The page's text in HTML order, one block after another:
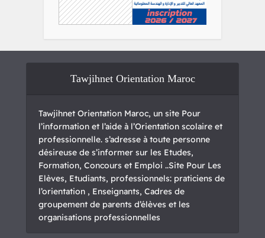
Tawjihnet Orientation Maroc
Tawjihnet Orientation Maroc, un site Pour
l’information et l’aide à l’Orientation scolaire et
professionnelle. s’adresse à toute personne
désireuse de s’informer sur les Etudes,
Formation, Concours et Emploi ..Site Pour Les
Elèves, Etudiants, professionnels: praticiens de
l’orientation , Enseignants, Cadres de
groupement de parents d’élèves et les
organisations professionnelles